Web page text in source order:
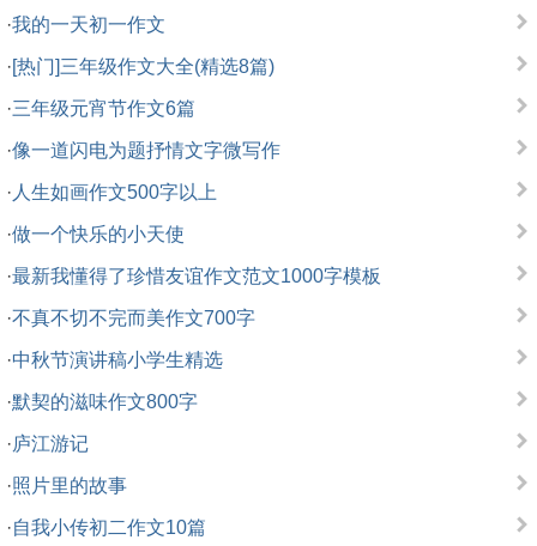
·我的一天初一作文
·[热门]三年级作文大全(精选8篇)
·三年级元宵节作文6篇
·像一道闪电为题抒情文字微写作
· 人生如画作文500字以上
·做一个快乐的小天使
·最新我懂得了珍惜友谊作文范文1000字模板
·不真不切不完而美作文700字
·中秋节演讲稿小学生精选
·默契的滋味作文800字
·庐江游记
·照片里的故事
·自我小传初二作文10篇